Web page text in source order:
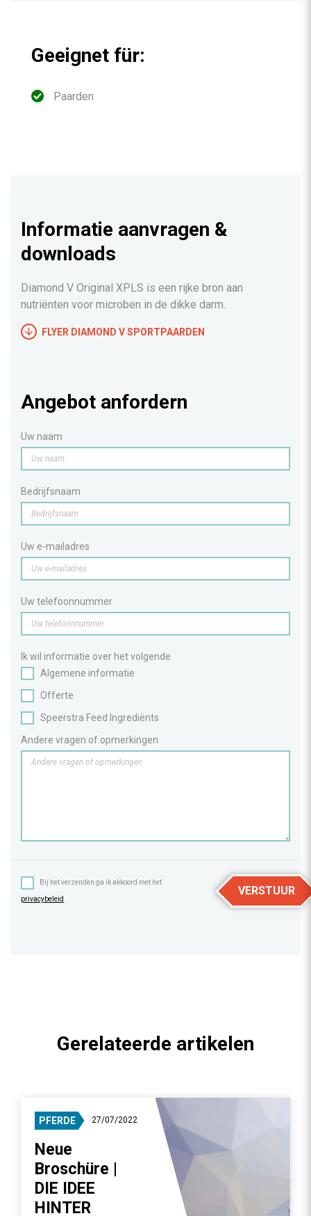
Geeignet für:
Paarden
Informatie aanvragen &
downloads
Diamond V Original XPLS is een rijke bron aan
nutriënten voor microben in de dikke darm.
FLYER DIAMOND V SPORTPAARDEN
Angebot anfordern
Uw naam
Bedrijfsnaam
Uw e-mailadres
Uw telefoonnummer
Ik wil informatie over het volgende
Algemene informatie
Offerte
Speerstra Feed Ingrediënts
Andere vragen of opmerkingen
Bij het verzenden ga ik akkoord met het
privacybeleid
VERSTUUR
Gerelateerde artikelen
PFERDE 27/07/2022
Neue
Broschüre |
DIE IDEE
HINTER